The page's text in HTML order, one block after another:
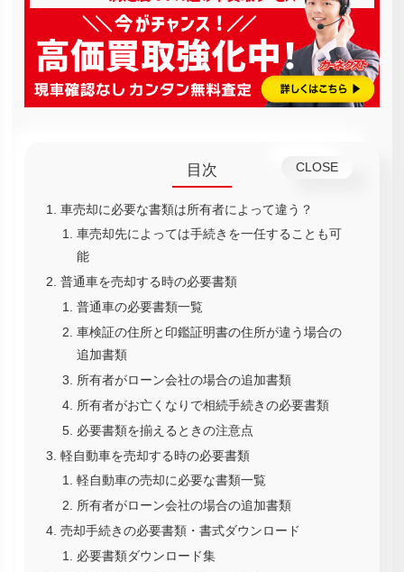
目次
車売却に必要な書類は所有者によって違う？
車売却先によっては手続きを一任することも可
能
普通車を売却する時の必要書類
普通車の必要書類一覧
車検証の住所と印鑑証明書の住所が違う場合の
追加書類
所有者がローン会社の場合の追加書類
所有者がお亡くなりで相続手続きの必要書類
必要書類を揃えるときの注意点
軽自動車を売却する時の必要書類
軽自動車の売却に必要な書類一覧
所有者がローン会社の場合の追加書類
売却手続きの必要書類・書式ダウンロード
必要書類ダウンロード集